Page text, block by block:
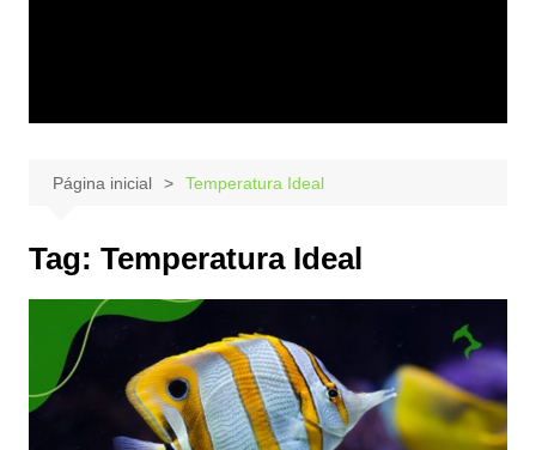
Página inicial Temperatura Ideal
Tag: Temperatura Ideal